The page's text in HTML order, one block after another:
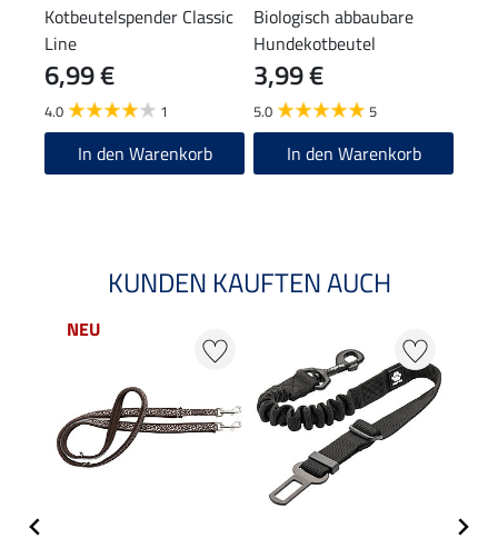
Kotbeutelspender Classic
Line
6,99 €
4.0 1
In den Warenkorb
Biologisch abbaubare
Hundekotbeutel
3,99 €
5.0 5
In den Warenkorb
KUNDEN KAUFTEN AUCH
NEU